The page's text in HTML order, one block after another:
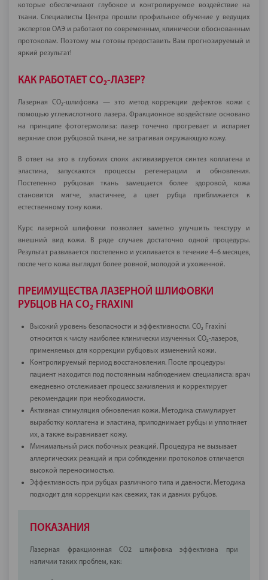
которые обеспечивают глубокое и контролируемое воздействие на
ткани. Специалисты Центра прошли профильное обучение у ведущих
экспертов ОАЭ и работают по современным, клинически обоснованным
протоколам. Поэтому мы готовы предоставить Вам прогнозируемый и
яркий результат!
КАК РАБОТАЕТ CO₂-ЛАЗЕР?
Лазерная CO₂-шлифовка — это метод коррекции дефектов кожи с
помощью углекислотного лазера. Фракционное воздействие основано
на принципе фототермолиза: лазер точечно прогревает и испаряет
верхние слои рубцовой ткани, не затрагивая окружающую кожу.
В ответ на это в глубоких слоях активизируется синтез коллагена и
эластина, запускаются процессы регенерации и обновления.
Постепенно рубцовая ткань замещается более здоровой, кожа
становится мягче, эластичнее, а цвет рубца приближается к
естественному тону кожи.
Курс лазерной шлифовки позволяет заметно улучшить текстуру и
внешний вид кожи. В ряде случаев достаточно одной процедуры.
Результат развивается постепенно и усиливается в течение 4–6 месяцев,
после чего кожа выглядит более ровной, молодой и ухоженной.
ПРЕИМУЩЕСТВА ЛАЗЕРНОЙ ШЛИФОВКИ
РУБЦОВ НА CO₂ FRAXINI
Высокий уровень безопасности и эффективности. CO₂ Fraxini
относится к числу наиболее клинически изученных CO₂-лазеров,
применяемых для коррекции рубцовых изменений кожи.
Контролируемый период восстановления. После процедуры
пациент находится под постоянным наблюдением специалиста: врач
ежедневно отслеживает процесс заживления и корректирует
рекомендации при необходимости.
Активная стимуляция обновления кожи. Методика стимулирует
выработку коллагена и эластина, приподнимает рубцы и уплотняет
их, а также выравнивает кожу.
Минимальный риск побочных реакций. Процедура не вызывает
аллергических реакций и при соблюдении протоколов отличается
высокой переносимостью.
Эффективность при рубцах различного типа и давности. Методика
подходит для коррекции как свежих, так и давних рубцов.
ПОКАЗАНИЯ
Лазерная фракционная CO2 шлифовка эффективна при
наличии таких проблем, как: